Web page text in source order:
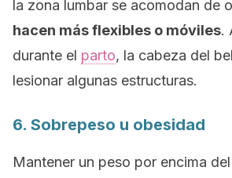
la zona lumbar se acomodan de
hacen más flexibles o móviles.
durante el parto, la cabeza del
lesionar algunas estructuras.
6. Sobrepeso u obesidad
Mantener un peso por encima